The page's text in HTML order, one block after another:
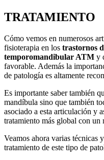
TRATAMIENTO
Cómo vemos en numerosos
fisioterapia en los trastornos
temporomandibular ATM y
favorable. Además la
de patología es altamente
Es importante saber también
mandíbula sino que también
asociado a esta articulación y
tratamiento más global con un
Veamos ahora varias técnicas
tratamiento de este tipo de